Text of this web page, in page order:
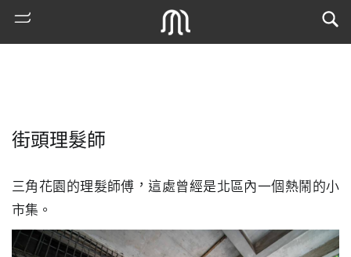
熱
街頭理髮師
三角花園的理髮師傅，這處曾經是北區內一個熱鬧的小
市集。